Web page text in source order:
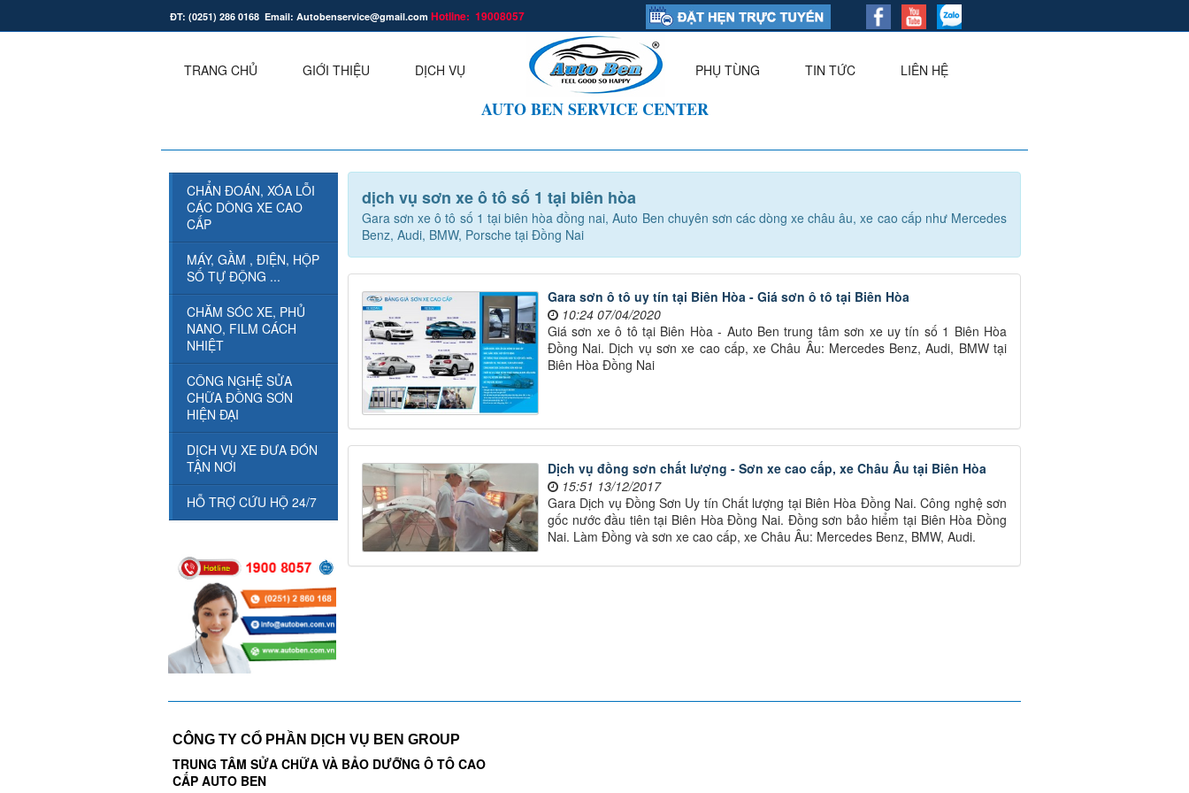
ĐT: (0251) 286 0168 Email: Autobenservice@gmail.com Hotline: 19008057
TRANG CHỦ
GIỚI THIỆU DỊCH VỤ
PHỤ TÙNG
TIN TỨC LIÊN HỆ
AUTO BEN SERVICE CENTER
dịch vụ sơn xe ô tô số 1 tại biên hòa
Gara sơn xe ô tô số 1 tại biên hòa đồng nai, Auto Ben chuyên sơn các dòng xe châu âu, xe cao cấp như Mercedes
Benz, Audi, BMW, Porsche tại Đồng Nai
Gara sơn ô tô uy tín tại Biên Hòa - Giá sơn ô tô tại Biên Hòa
10:24 07/04/2020
Giá sơn xe ô tô tại Biên Hòa - Auto Ben trung tâm sơn xe uy tín số 1 Biên Hòa
Đồng Nai. Dịch vụ sơn xe cao cấp, xe Châu Âu: Mercedes Benz, Audi, BMW tại
Biên Hòa Đồng Nai
Dịch vụ đồng sơn chất lượng - Sơn xe cao cấp, xe Châu Âu tại Biên Hòa
15:51 13/12/2017
Gara Dịch vụ Đồng Sơn Uy tín Chất lượng tại Biên Hòa Đồng Nai. Công nghệ sơn
gốc nước đầu tiên tại Biên Hòa Đồng Nai. Đồng sơn bảo hiểm tại Biên Hòa Đồng
Nai. Làm Đồng và sơn xe cao cấp, xe Châu Âu: Mercedes Benz, BMW, Audi.
CHẨN ĐOÁN, XÓA LỖI
CÁC DÒNG XE CAO
CẤP
MÁY, GẦM , ĐIỆN, HỘP
SỐ TỰ ĐỘNG ...
CHĂM SÓC XE, PHỦ
NANO, FILM CÁCH
NHIỆT
CÔNG NGHỆ SỬA
CHỮA ĐỒNG SƠN
HIỆN ĐẠI
DỊCH VỤ XE ĐƯA ĐÓN
TẬN NƠI
HỖ TRỢ CỨU HỘ 24/7
CÔNG TY CỔ PHẦN DỊCH VỤ BEN GROUP
TRUNG TÂM SỬA CHỮA VÀ BẢO DƯỠNG Ô TÔ CAO
CẤP AUTO BEN